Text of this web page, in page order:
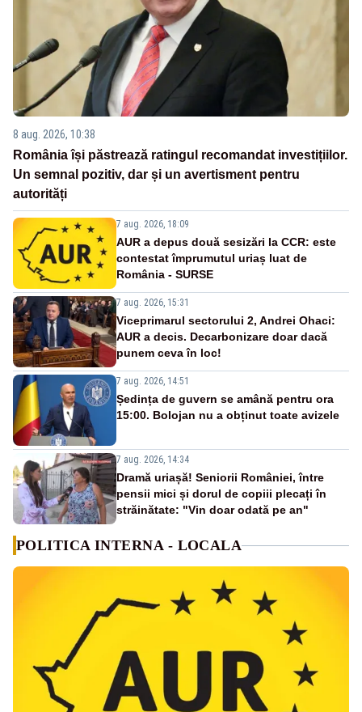
8 aug. 2026, 10:38
România își păstrează ratingul recomandat investițiilor.
Un semnal pozitiv, dar și un avertisment pentru
autorități
7 aug. 2026, 18:09
AUR a depus două sesizări la CCR: este
contestat împrumutul uriaș luat de
România - SURSE
7 aug. 2026, 15:31
Viceprimarul sectorului 2, Andrei Ohaci:
AUR a decis. Decarbonizare doar dacă
punem ceva în loc!
7 aug. 2026, 14:51
Ședința de guvern se amână pentru ora
15:00. Bolojan nu a obținut toate avizele
7 aug. 2026, 14:34
Dramă uriașă! Seniorii României, între
pensii mici și dorul de copiii plecați în
străinătate: "Vin doar odată pe an"
POLITICA INTERNA - LOCALA